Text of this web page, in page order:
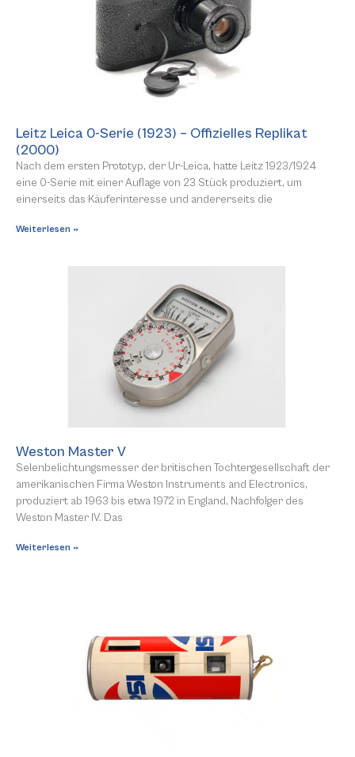
Leitz Leica 0-Serie (1923) – Offizielles Replikat
(2000)
Nach dem ersten Prototyp, der Ur-Leica, hatte Leitz 1923/1924
eine 0-Serie mit einer Auflage von 23 Stück produziert, um
einerseits das Käuferinteresse und andererseits die
Weiterlesen »
Weston Master V
Selenbelichtungsmesser der britischen Tochtergesellschaft der
amerikanischen Firma Weston Instruments and Electronics,
produziert ab 1963 bis etwa 1972 in England, Nachfolger des
Weston Master IV. Das
Weiterlesen »